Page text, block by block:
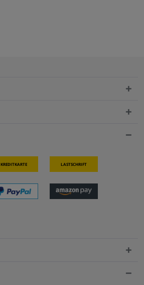
Kreditkarte Lastschrift